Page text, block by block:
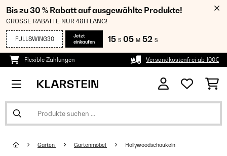
Bis zu 30 % Rabatt auf ausgewählte Produkte!
GROSSE RABATTE NUR 48H LANG!
FULLSWING30
Jetzt
einkaufen
15 S 05 M 51 S
Flexible Zahlungen Versandkostenfrei ab 100€
Garten Gartenmöbel Hollywoodschaukeln